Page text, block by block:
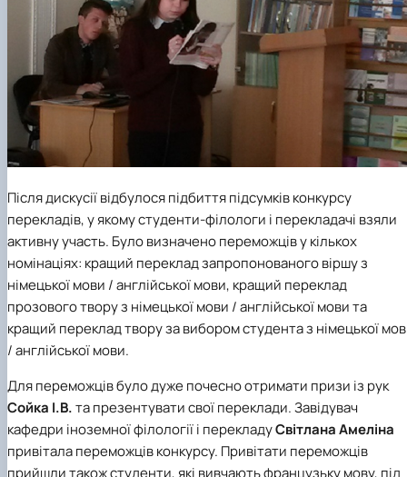
Після дискусії відбулося підбиття підсумків конкурсу
перекладів, у якому студенти-філологи і перекладачі взяли
активну участь. Було визначено переможців у кількох
номінаціях: кращий переклад запропонованого віршу з
німецької мови / англійської мови, кращий переклад
прозового твору з німецької мови / англійської мови та
кращий переклад твору за вибором студента з німецької
/ англійської мови.
Для переможців було дуже почесно отримати призи із рук
Сойка І.В.та презентувати свої переклади. Завідувач
кафедри іноземної філології і перекладуСвітлана Амеліна
привітала переможців конкурсу. Привітати переможців